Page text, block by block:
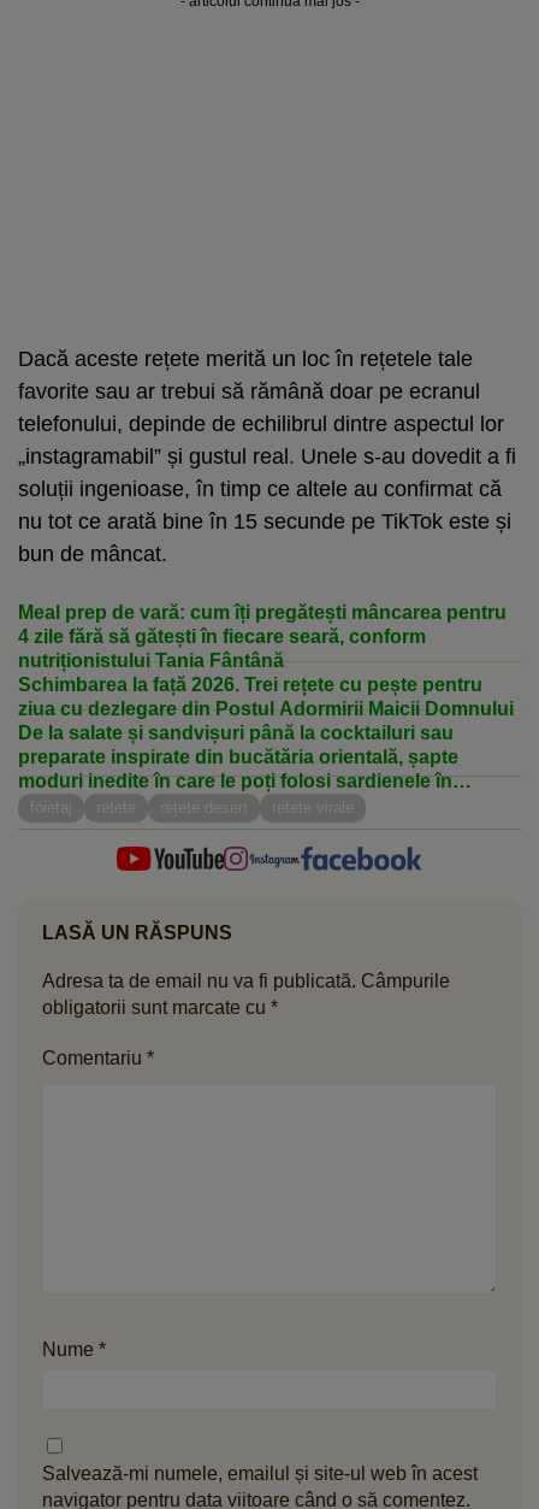
Dacă aceste rețete merită un loc în rețetele tale
favorite sau ar trebui să rămână doar pe ecranul
telefonului, depinde de echilibrul dintre aspectul lor
„instagramabil” și gustul real. Unele s-au dovedit a fi
soluții ingenioase, în timp ce altele au confirmat că
nu tot ce arată bine în 15 secunde pe TikTok este și
bun de mâncat.
Meal prep de vară: cum îți pregătești mâncarea pentru
4 zile fără să gătești în fiecare seară, conform
nutriționistului Tania Fântână
Schimbarea la față 2026. Trei rețete cu pește pentru
ziua cu dezlegare din Postul Adormirii Maicii Domnului
De la salate și sandvișuri până la cocktailuri sau
preparate inspirate din bucătăria orientală, șapte
moduri inedite în care le poți folosi sardienele în
conservă în bucătărie
foietaj retete rețete desert retete virale
LASĂ UN RĂSPUNS
Adresa ta de email nu va fi publicată. Câmpurile
obligatorii sunt marcate cu *
Comentariu *
Nume *
Salvează-mi numele, emailul și site-ul web în acest
navigator pentru data viitoare când o să comentez.